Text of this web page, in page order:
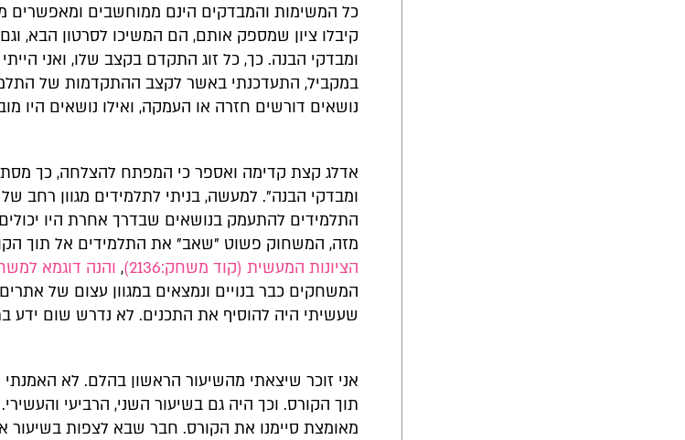
כל המשימות והמבדקים הינם ממוחשבים ומאפשרים
קיבלו ציון שמספק אותם, הם המשיכו לסרטון הבא,
ומבדקי הבנה. כך, כל זוג התקדם בקצב שלו, ואני הייתי
במקביל, התעדכנתי באשר לקצב ההתקדמות של
נושאים דורשים חזרה או העמקה, ואילו נושאים היו
אדלג קצת קדימה ואספר כי המפתח להצלחה, כך
ומבדקי הבנה". למעשה, בניתי לתלמידים מגוון
התלמידים להתעמק בנושאים שבדרך אחרת היו
מזה, המשחוק פשוט "שאב" את התלמידים אל תוך
הציונות המעשית (קוד משחק:2136)
, והנה דוגמא
המשחקים כבר בנויים ונמצאים במגוון עצום של
שעשיתי היה להוסיף את התכנים. לא נדרש שום ידע
אני זוכר שיצאתי מהשיעור הראשון בהלם. לא
תוך הקורס. וכך היה גם בשיעור השני, הרביעי
מאומצת סיימנו את הקורס. חבר שבא לצפות בשיעור